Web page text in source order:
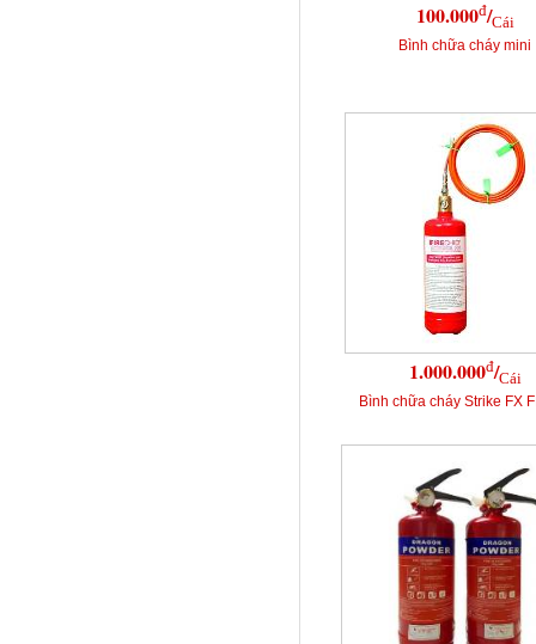
100.000đ/Cái
Bình chữa cháy mini
1.000.000đ/Cái
Bình chữa cháy Strike FX